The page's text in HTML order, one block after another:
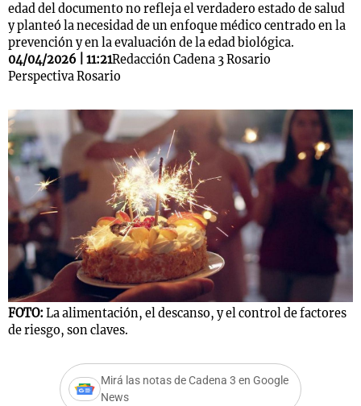
edad del documento no refleja el verdadero estado de salud
y planteó la necesidad de un enfoque médico centrado en la
prevención y en la evaluación de la edad biológica.
04/04/2026 | 11:21Redacción Cadena 3 Rosario
Perspectiva Rosario
FOTO: La alimentación, el descanso, y el control de factores
de riesgo, son claves.
Mirá las notas de Cadena 3 en Google
News
Notas
Mundial 2026
Notas
La Sole en
Cadena 3